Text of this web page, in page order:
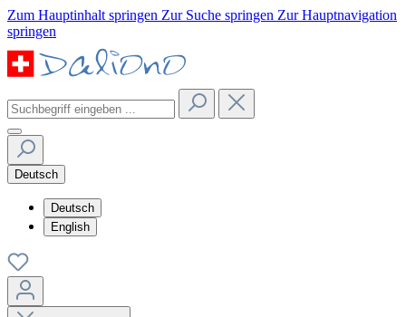
Zum Hauptinhalt springen Zur Suche springen Zur Hauptnavigation
springen
Deutsch
Deutsch
English